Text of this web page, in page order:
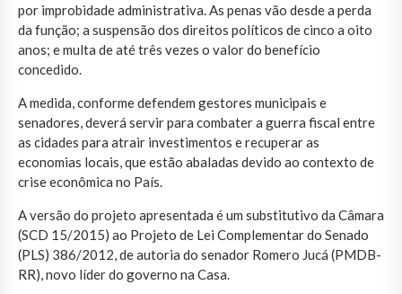
por improbidade administrativa. As penas vão desde a perda
da função; a suspensão dos direitos políticos de cinco a oito
anos; e multa de até três vezes o valor do benefício
concedido.
A medida, conforme defendem gestores municipais e
senadores, deverá servir para combater a guerra fiscal entre
as cidades para atrair investimentos e recuperar as
economias locais, que estão abaladas devido ao contexto de
crise econômica no País.
A versão do projeto apresentada é um substitutivo da Câmara
(SCD 15/2015) ao Projeto de Lei Complementar do Senado
(PLS) 386/2012, de autoria do senador Romero Jucá (PMDB-
RR), novo líder do governo na Casa.